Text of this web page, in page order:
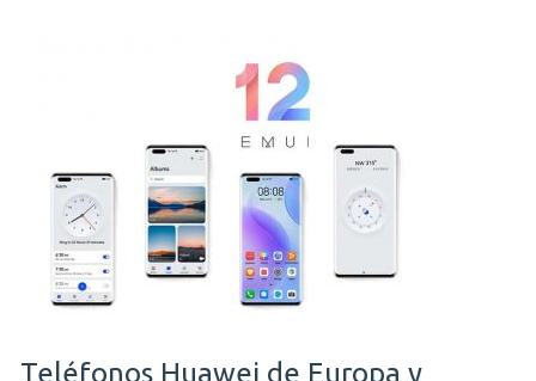
Teléfonos Huawei de Europa y